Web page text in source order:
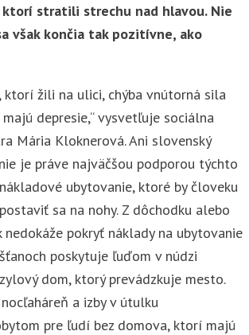
stratili strechu nad hlavou. Nie
však končia tak pozitívne, ako
ktorí žili na ulici, chýba vnútorná sila
depresie,“ vysvetľuje sociálna
Mária Kloknerová. Ani slovenský
je práve najväčšou podporou týchto
ubytovanie, ktoré by človeku
sa na nohy. Z dôchodku alebo
nedokáže pokryť náklady na ubytovanie
poskytuje ľuďom v núdzi
dom, ktorý prevádzkuje mesto.
a izby v útulku
pre ľudí bez domova, ktorí majú